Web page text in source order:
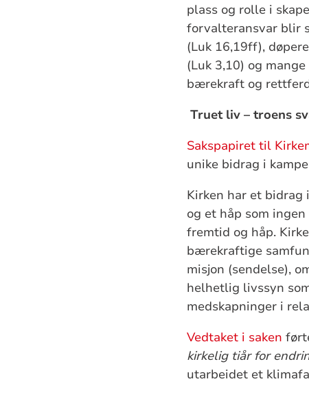
plass og rolle i
forvalteransvar blir
(Luk 16,19ff),
(Luk 3,10) og
bærekraft og
Truet liv – troens
Sakspapiret til
unike bidrag i
Kirken har et bidrag
og et håp som
fremtid og håp.
bærekraftige
misjon (sendelse),
helhetlig livssyn
medskapninger i
Vedtaket i saken
kirkelig tiår for
utarbeidet et